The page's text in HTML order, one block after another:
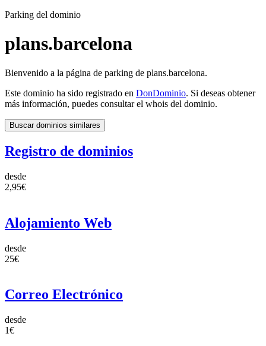
Parking del dominio
plans.barcelona
Bienvenido a la página de parking de plans.barcelona.
Este dominio ha sido registrado en DonDominio. Si deseas obtener
más información, puedes consultar el whois del dominio.
Buscar dominios similares
Registro de dominios
desde
2,95€
Alojamiento Web
desde
25€
Correo Electrónico
desde
1€